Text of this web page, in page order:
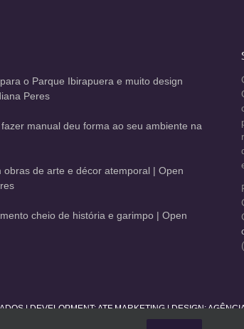
o Parque Ibirapuera e muito design
Peres
manual deu forma ao seu ambiente na
de arte e décor atemporal | Open
cheio de história e garimpo | Open
| DEVELOPMENT:ATF MARKETING| DESIGN: